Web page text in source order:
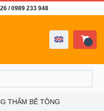
THẤM BÊ TÔNG
/ 0989 233 948